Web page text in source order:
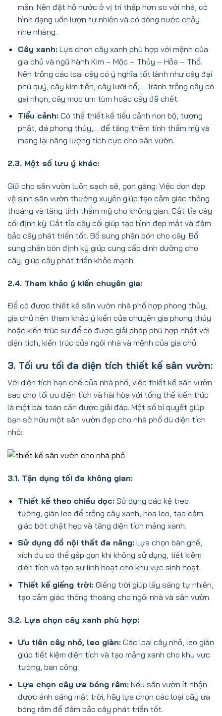
mắn. Nên đặt hồ nước ở vị trí thấp hơn so với nhà, có
hình dạng uốn lượn tự nhiên và có dòng nước chảy
nhẹ nhàng.
Cây xanh:Lựa chọn cây xanh phù hợp với mệnh của
gia chủ và ngũ hành Kim – Mộc – Thủy – Hỏa – Thổ.
Nên trồng các loại cây có ý nghĩa tốt lành như cây đại
phú quý, cây kim tiền, cây lưỡi hổ,… Tránh trồng cây có
gai nhọn, cây mọc um tùm hoặc cây đã chết.
Tiểu cảnh:Có thể thiết kế tiểu cảnh non bộ, tượng
phật, đá phong thủy,… để tăng thêm tính thẩm mỹ và
mang lại năng lượng tích cực cho sân vườn.
2.3. Một số lưu ý khác:
Giữ cho sân vườn luôn sạch sẽ, gọn gàng: Việc dọn dẹp
vệ sinh sân vườn thường xuyên giúp tạo cảm giác thông
thoáng và tăng tính thẩm mỹ cho không gian. Cắt tỉa cây
cối định kỳ: Cắt tỉa cây cối giúp tạo hình đẹp mắt và đảm
bảo cây phát triển tốt. Bổ sung phân bón cho cây: Bổ
sung phân bón định kỳ giúp cung cấp dinh dưỡng cho
cây, giúp cây phát triển khỏe mạnh.
2.4. Tham khảo ý kiến chuyên gia:
Để có được thiết kế sân vườn nhà phố hợp phong thủy,
gia chủ nên tham khảo ý kiến của chuyên gia phong thủy
hoặc kiến trúc sư để có được giải pháp phù hợp nhất với
diện tích, kiến trúc của ngôi nhà và mệnh của gia chủ.
3. Tối ưu tối đa diện tích thiết kế sân vườn:
Với diện tích hạn chế của nhà phố, việc thiết kế sân vườn
sao cho tối ưu diện tích và hài hòa với tổng thể kiến trúc
là một bài toán cần được giải đáp. Một số bí quyết giúp
bạn sở hữu một sân vườn đẹp cho nhà phố dù diện tích
nhỏ:
3.1. Tận dụng tối đa không gian:
Thiết kế theo chiều dọc:Sử dụng các kệ treo
tường, giàn leo để trồng cây xanh, hoa leo, tạo cảm
giác bớt chật hẹp và tăng diện tích mảng xanh.
Sử dụng đồ nội thất đa năng:Lựa chọn bàn ghế,
xích đu có thể gấp gọn khi không sử dụng, tiết kiệm
diện tích và tạo sự linh hoạt cho khu vực sinh hoạt.
Thiết kế giếng trời:Giếng trời giúp lấy sáng tự nhiên,
tạo cảm giác thông thoáng cho ngôi nhà và sân vườn.
3.2. Lựa chọn cây xanh phù hợp:
Ưu tiên cây nhỏ, leo giàn:Các loại cây nhỏ, leo giàn
giúp tiết kiệm diện tích và tạo mảng xanh cho khu vực
tường, ban công.
Lựa chọn cây ưa bóng râm:Nếu sân vườn ít nhận
được ánh sáng mặt trời, hãy lựa chọn các loại cây ưa
bóng râm để đảm bảo cây phát triển tốt.